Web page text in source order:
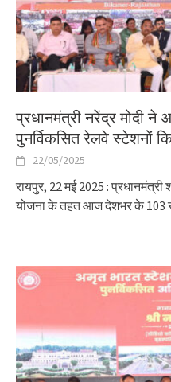
प्रधानमंत्री नरेंद्र मोदी
पुनर्विकसित रेलवे स्टेशनों
22/05/2025
रायपुर, 22 मई 2025 :
योजना के तहत आज देशभर के 103